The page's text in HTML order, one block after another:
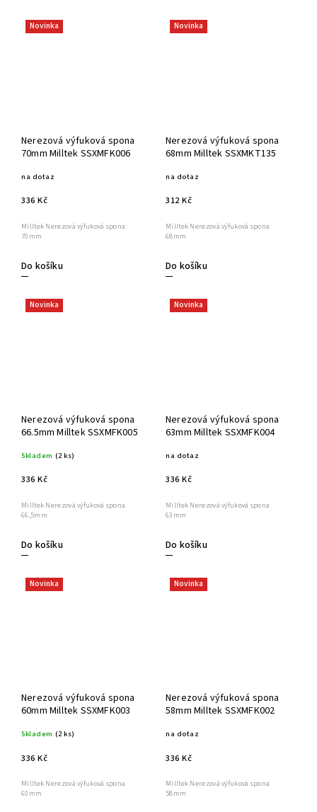
Novinka
Nerezová výfuková spona
70mm Milltek SSXMFK006
na dotaz
336 Kč
Do košíku
Milltek Nerezová výfuková spona
70mm
Novinka
Nerezová výfuková spona
68mm Milltek SSXMKT135
na dotaz
312 Kč
Do košíku
Milltek Nerezová výfuková spona
68mm
Novinka
Nerezová výfuková spona
66.5mm Milltek SSXMFK005
Skladem (2 ks)
336 Kč
Do košíku
Milltek Nerezová výfuková spona
66,5mm
Novinka
Nerezová výfuková spona
63mm Milltek SSXMFK004
na dotaz
336 Kč
Do košíku
Milltek Nerezová výfuková spona
63mm
Novinka
Nerezová výfuková spona
60mm Milltek SSXMFK003
Skladem (2 ks)
336 Kč
Milltek Nerezová výfuková spona
60mm
Novinka
Nerezová výfuková spona
58mm Milltek SSXMFK002
na dotaz
336 Kč
Milltek Nerezová výfuková spona
58mm